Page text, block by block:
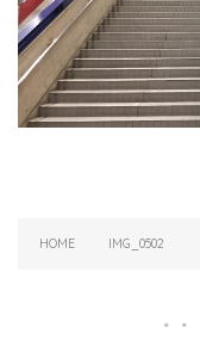
HOME IMG_0502